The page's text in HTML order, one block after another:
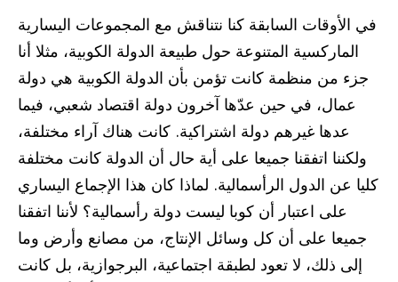
في الأوقات السابقة كنا نتناقش مع المجموعات اليسارية
الماركسية المتنوعة حول طبيعة الدولة الكوبية، مثلا أنا
جزء من منظمة كانت تؤمن بأن الدولة الكوبية هي دولة
عمال، في حين عدّها آخرون دولة اقتصاد شعبي، فيما
عدها غيرهم دولة اشتراكية. كانت هناك آراء مختلفة،
ولكننا اتفقنا جميعا على أية حال أن الدولة كانت مختلفة
كليا عن الدول الرأسمالية. لماذا كان هذا الإجماع اليساري
على اعتبار أن كوبا ليست دولة رأسمالية؟ لأننا اتفقنا
جميعا على أن كل وسائل الإنتاج، من مصانع وأرض وما
إلى ذلك، لا تعود لطبقة اجتماعية، البرجوازية، بل كانت